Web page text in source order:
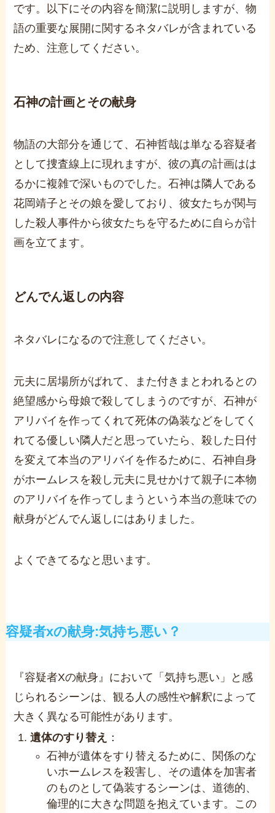
です。以下にその内容を簡潔に説明しますが、物
語の重要な展開に関するネタバレが含まれている
ため、注意してください。
石神の計画とその献身
物語の大部分を通じて、石神哲哉は単なる容疑者
として捜査線上に現れますが、彼の真の計画はは
るかに複雑で深いものでした。石神は隣人である
花岡靖子とその娘を愛しており、彼女たちが関与
した殺人事件から彼女たちを守るために自らが計
画を立てます。
どんでん返しの内容
ネタバレになるので注意してください。
元夫に居場所がばれて、また付きまとわれるとの
絶望感から母娘で殺してしまうのですが、石神が
アリバイを作ってくれて死体の偽装などをしてく
れてる優しい隣人だと思っていたら、殺した日付
を変えて本当のアリバイを作るために、石神自身
がホームレスを殺し元夫に見せかけて親子に本物
のアリバイを作ってしまうという本当の意味での
献身がどんでん返しにはありました。
よくできてるなと思います。
容疑者xの献身:気持ち悪い？
『容疑者Xの献身』において「気持ち悪い」と感
じられるシーンは、観る人の感性や解釈によって
大きく異なる可能性があります。
遺体のすり替え
：
石神が遺体をすり替えるために、関係のな
いホームレスを殺害し、その遺体を加害者
のものとして偽装するシーンは、道徳的、
倫理的に大きな問題を抱えています。この